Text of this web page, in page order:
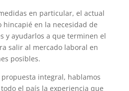
en particular, el actual
hincapié en la necesidad de
y ayudarlos a que terminen el
salir al mercado laboral en
posibles.
propuesta integral, hablamos
el país la experiencia que